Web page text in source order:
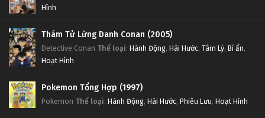
Hình
Thám Tử Lừng Danh Conan (2005)
Detective Conan Thể loại: Hành Động, Hài Hước, Tâm Lý, Bí ẩn,
Hoạt Hình
Pokemon Tổng Hợp (1997)
Pokemon Thể loại: Hành Động, Hài Hước, Phiêu Lưu, Hoạt Hình